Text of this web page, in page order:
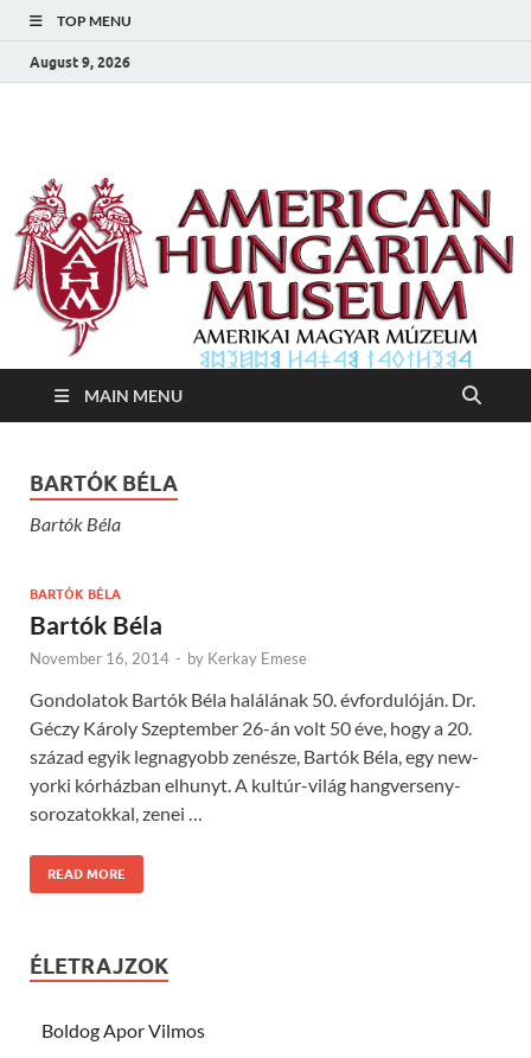
TOP MENU
August 9, 2026
Amerikai Magyar
Múzeum
MAIN MENU
BARTÓK BÉLA
Bartók Béla
BARTÓK BÉLA
Bartók Béla
November 16, 2014 - by Kerkay Emese
Gondolatok Bartók Béla halálának 50. évfordulóján. Dr.
Géczy Károly Szeptember 26-án volt 50 éve, hogy a 20.
század egyik legnagyobb zenésze, Bartók Béla, egy new-
yorki kórházban elhunyt. A kultúr-világ hangverseny-
sorozatokkal, zenei …
READ MORE
ÉLETRAJZOK
Boldog Apor Vilmos